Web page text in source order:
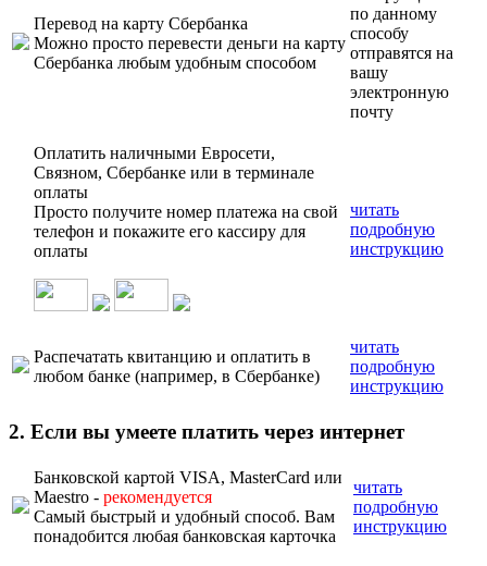
Перевод на карту Сбербанка
Можно просто перевести деньги на карту
Сбербанка любым удобным способом
по данному
способу
отправятся на
вашу
электронную
почту
Оплатить наличными Евросети,
Связном, Сбербанке или в терминале
оплаты
Просто получите номер платежа на свой
телефон и покажите его кассиру для
оплаты
читать
подробную
инструкцию
Распечатать квитанцию и оплатить в
любом банке (например, в Сбербанке)
читать
подробную
инструкцию
2. Если вы умеете платить через интернет
Банковской картой VISA, MasterCard или
Maestro - рекомендуется
Самый быстрый и удобный способ. Вам
понадобится любая банковская карточка
читать
подробную
инструкцию